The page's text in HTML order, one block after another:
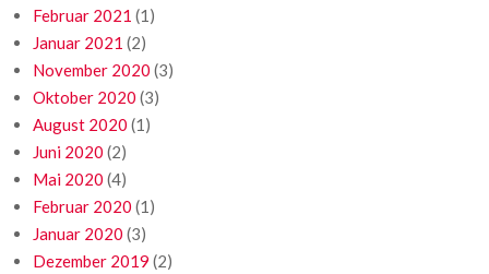
Februar 2021 (1)
Januar 2021 (2)
November 2020 (3)
Oktober 2020 (3)
August 2020 (1)
Juni 2020 (2)
Mai 2020 (4)
Februar 2020 (1)
Januar 2020 (3)
Dezember 2019 (2)